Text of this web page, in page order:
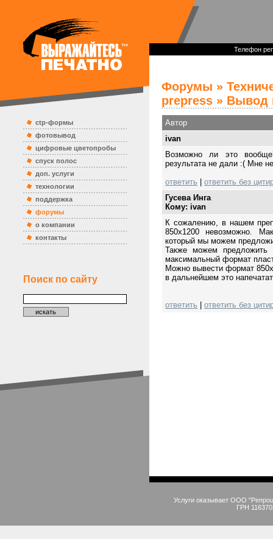
ctp-формы
фотовывод
цифровые цветопробы
спуск полос
доп. услуги
технологии
поддержка
форумы
о компании
контакты
Поиск по сайту
Телефон
Форумы »
prepress » Вывод
Автор
ivan
Возможно ли это
результата не дали :( Мне
ответить
ответить без
Гусева Инга
Кому: ivan
К сожалению, в нашем
850х1200 невозможно.
который мы можем
Также можем предложить
максимальный формат
Можно вывести формат
в дальнейшем это
ответить ответить без
Услуги оказывает ООО
ГРН